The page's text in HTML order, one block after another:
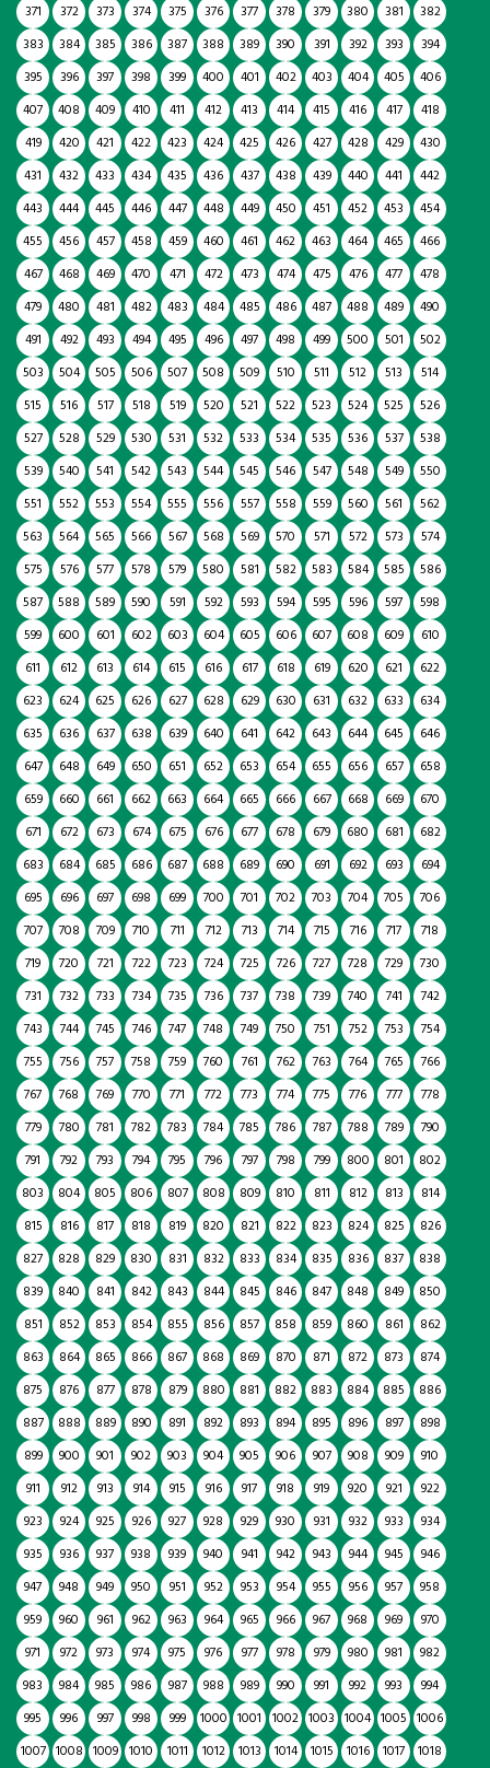
371
372 373 374 375 376 377 378 379 380 381
382
383
384 385 386 387 388 389 390 391 392 393
394
395
396 397 398 399 400 401 402 403 404 405
406
407
408 409 410 411 412 413 414 415 416 417
418
419
420 421 422 423 424 425 426 427 428 429
430
431
432 433 434 435 436 437 438 439 440 441
442
443
444 445 446 447 448 449 450 451 452 453
454
455
456 457 458 459 460 461 462 463 464 465
466
467
468 469 470 471 472 473 474 475 476 477
478
479
480 481 482 483 484 485 486 487 488 489
490
491
492 493 494 495 496 497 498 499 500 501
502
503
504 505 506 507 508 509 510 511 512 513
514
515
516 517 518 519 520 521 522 523 524 525
526
527
528 529 530 531 532 533 534 535 536 537
538
539
540 541 542 543 544 545 546 547 548 549
550
551
552 553 554 555 556 557 558 559 560 561
562
563
564 565 566 567 568 569 570 571 572 573
574
575
576 577 578 579 580 581 582 583 584 585
586
587
588 589 590 591 592 593 594 595 596 597
598
599
600 601 602 603 604 605 606 607 608 609
610
611
612 613 614 615 616 617 618 619 620 621
622
623
624 625 626 627 628 629 630 631 632 633
634
635
636 637 638 639 640 641 642 643 644 645
646
647
648 649 650 651 652 653 654 655 656 657
658
659
660 661 662 663 664 665 666 667 668 669
670
671
672 673 674 675 676 677 678 679 680 681
682
683
684 685 686 687 688 689 690 691 692 693
694
695
696 697 698 699 700 701 702 703 704 705
706
707
708 709 710 711 712 713 714 715 716 717
718
719
720 721 722 723 724 725 726 727 728 729
730
731
732 733 734 735 736 737 738 739 740 741
742
743
744 745 746 747 748 749 750 751 752 753
754
755
756 757 758 759 760 761 762 763 764 765
766
767
768 769 770 771 772 773 774 775 776 777
778
779
780 781 782 783 784 785 786 787 788 789
790
791
792 793 794 795 796 797 798 799 800 801
802
803
804 805 806 807 808 809 810 811 812 813
814
815
816 817 818 819 820 821 822 823 824 825
826
827
828 829 830 831 832 833 834 835 836 837
838
839
840 841 842 843 844 845 846 847 848 849
850
851
852 853 854 855 856 857 858 859 860 861
862
863
864 865 866 867 868 869 870 871 872 873
874
875
876 877 878 879 880 881 882 883 884 885
886
887
888 889 890 891 892 893 894 895 896 897
898
899
900 901 902 903 904 905 906 907 908 909
910
911
912 913 914 915 916 917 918 919 920 921
922
923
924 925 926 927 928 929 930 931 932 933
934
935
936 937 938 939 940 941 942 943 944 945
946
947
948 949 950 951 952 953 954 955 956 957
958
959
960 961 962 963 964 965 966 967 968 969
970
971
972 973 974 975 976 977 978 979 980 981
982
983
984 985 986 987 988 989 990 991 992 993
994
995
996 997 998 999 1000 1001 1002 1003 1004 1005 1006
1007 1008 1009 1010 1011 1012 1013 1014 1015 1016 1017 1018